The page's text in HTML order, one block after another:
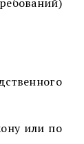
или по